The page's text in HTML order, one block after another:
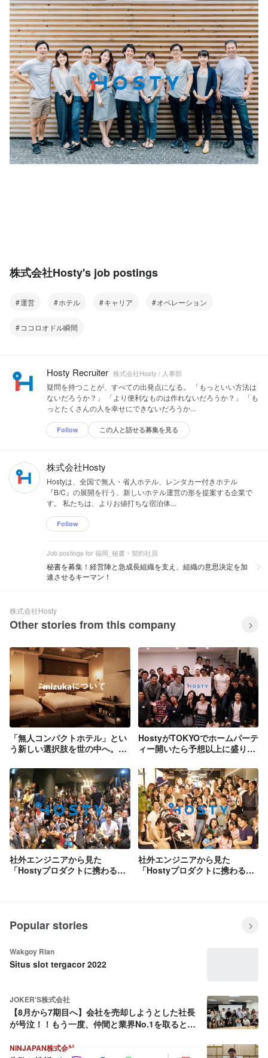
株式会社Hosty's job postings
運営 ホテル キャリア オペレーション
ココロオドル瞬間
Hosty Recruiter 株式会社Hosty / 人事部
疑問を持つことが、すべての出発点になる。 「もっといい方法は
ないだろうか？」 「より便利なものは作れないだろうか？」 「も
っとたくさんの人を幸せにできないだろうか...
Follow この人と話せる募集を見る
株式会社Hosty
Hostyは、全国で無人・省人ホテル、レンタカー付きホテル
『B/C』の展開を行う、新しいホテル運営の形を提案する企業で
す。 私たちは、よりお値打ちな宿泊体...
Follow
Job postings for 福岡_秘書・契約社員
秘書を募集！経営陣と急成長組織を支え、組織の意思決定を加
速させるキーマン！
株式会社Hosty
Other stories from this company
「無人コンパクトホテル」とい
う新しい選択肢を世の中へ。ホ
HostyがTOKYOでホームパーテ
ィー開いたら予想以上に盛り上
社外エンジニアから見た
「Hostyプロダクトに携わる面
社外エンジニアから見た
「Hostyプロダクトに携わる面
Popular stories
Wakgoy Rian
Situs slot tergacor 2022
JOKER'S株式会社
【8月から7期目へ】会社を売却しようとした社長
が号泣！！もう一度、仲間と業界No.1を取ると決
NINJAPAN株式会社